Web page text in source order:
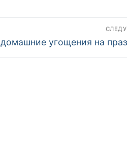
домашние угощения на